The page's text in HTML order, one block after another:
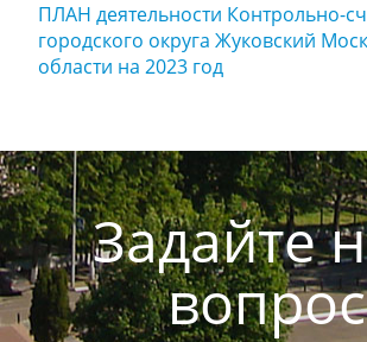
ПЛАН деятельности Контрольно-
городского округа Жуковский
области на 2023 год
Задайте
вопрос